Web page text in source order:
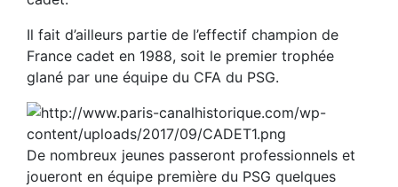
Il fait d’ailleurs partie de l’effectif champion de
France cadet en 1988, soit le premier trophée
glané par une équipe du CFA du PSG.
De nombreux jeunes passeront professionnels et
joueront en équipe première du PSG quelques